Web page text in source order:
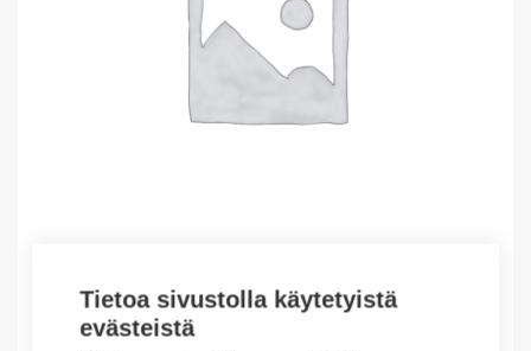
Tietoa sivustolla käytetyistä
evästeistä
Outlet – Erikoishinnat
(X) Marker CAB3 4-6 0 yellow